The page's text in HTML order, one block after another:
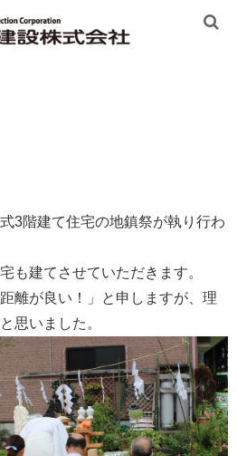
3階建て住宅の地鎮祭が執り行わ
も建てさせていただきます。
離が良い！」と申しますが、理
思いました。